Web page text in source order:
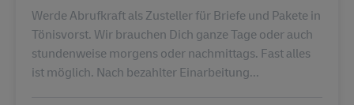
Werde Abrufkraft als Zusteller für Briefe und Pakete in
Tönisvorst. Wir brauchen Dich ganze Tage oder auch
stundenweise morgens oder nachmittags. Fast alles
ist möglich. Nach bezahlter Einarbeitung...